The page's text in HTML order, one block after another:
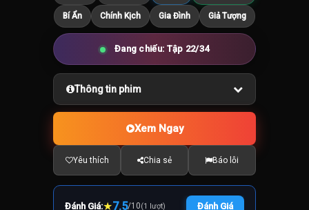
Bí Ẩn Chính Kịch Gia Đình Giả Tượng
Đang chiếu: Tập 22/34
Thông tin phim
Xem Ngay
Yêu thích Chia sẻ Báo lỗi
Đánh Giá:★7.5/10(1 lượt) Đánh Giá